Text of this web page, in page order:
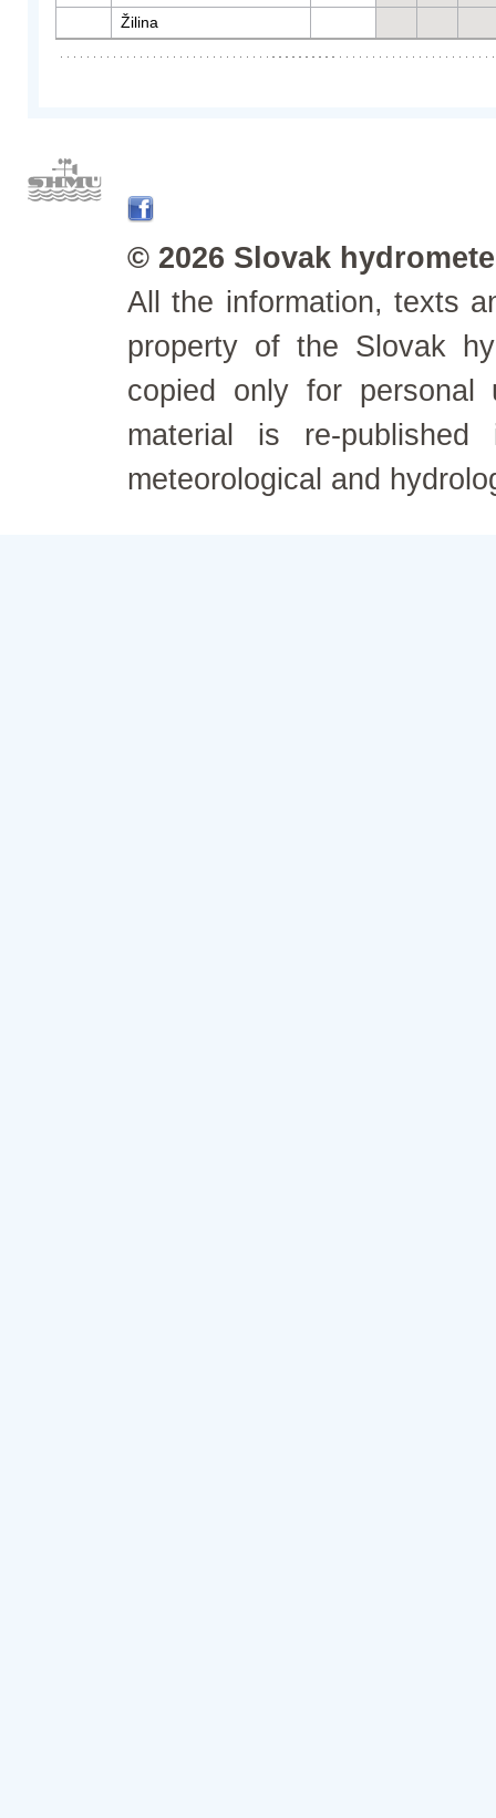
Žilina
© 2026 Slovak
All the information, texts
property of the Slovak
copied only for personal
material is re-
meteorological and